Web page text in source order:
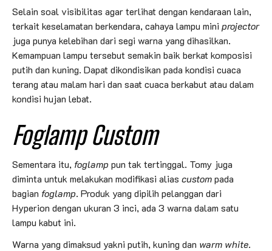
Selain soal visibilitas agar terlihat dengan kendaraan lain,
terkait keselamatan berkendara, cahaya lampu mini projector
juga punya kelebihan dari segi warna yang dihasilkan.
Kemampuan lampu tersebut semakin baik berkat komposisi
putih dan kuning. Dapat dikondisikan pada kondisi cuaca
terang atau malam hari dan saat cuaca berkabut atau dalam
kondisi hujan lebat.
Foglamp Custom
Sementara itu, foglamppun tak tertinggal. Tomy juga
diminta untuk melakukan modifikasi alias custompada
bagian foglamp. Produk yang dipilih pelanggan dari
Hyperion dengan ukuran 3 inci, ada 3 warna dalam satu
lampu kabut ini.
Warna yang dimaksud yakni putih, kuning dan warm white.